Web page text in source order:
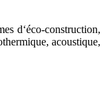
d‘éco-construction,
acoustique,